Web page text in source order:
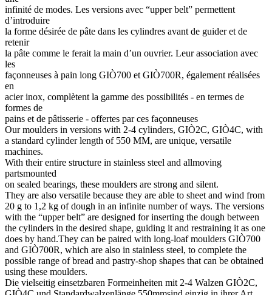
infinité de modes. Les versions avec “upper belt” permettent
d’introduire
la forme désirée de pâte dans les cylindres avant de guider et de
retenir
la pâte comme le ferait la main d’un ouvrier. Leur association avec
les
façonneuses à pain long GIÒ700 et GIÒ700R, également réalisées
en
acier inox, complètent la gamme des possibilités - en termes de
formes de
pains et de pâtisserie - offertes par ces façonneuses
Our moulders in versions with 2-4 cylinders, GIÒ2C, GIÒ4C, with
a standard cylinder length of 550 MM, are unique, versatile
machines.
With their entire structure in stainless steel and allmoving
partsmounted
on sealed bearings, these moulders are strong and silent.
They are also versatile because they are able to sheet and wind from
20 g to 1,2 kg of dough in an infinite number of ways. The versions
with the “upper belt” are designed for inserting the dough between
the cylinders in the desired shape, guiding it and restraining it as one
does by hand.They can be paired with long-loaf moulders GIÒ700
and GIÒ700R, which are also in stainless steel, to complete the
possible range of bread and pastry-shop shapes that can be obtained
using these moulders.
Die vielseitig einsetzbaren Formeinheiten mit 2-4 Walzen GIÒ2C,